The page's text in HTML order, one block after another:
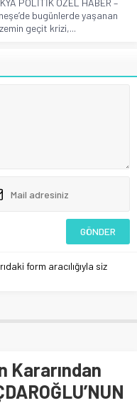
POLİTİK ÖZEL HABER –
bugünlerde yaşanan
geçit krizi,...
form aracılığıyla siz
Kararından